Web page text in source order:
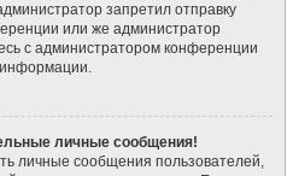
запретил отправку
или же администратор
с администратором конференции
личные сообщения!
личные сообщения пользователей,